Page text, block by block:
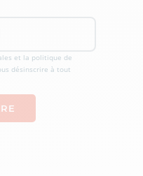
et la politique de
désinscrire à tout